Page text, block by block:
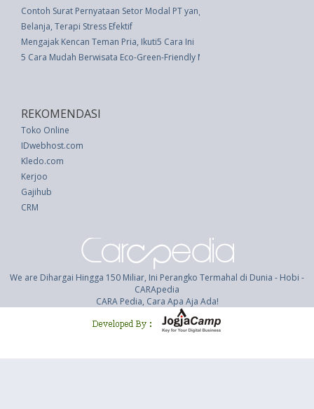
Contoh Surat Pernyataan Setor Modal PT yang Baru
Belanja, Terapi Stress Efektif
Mengajak Kencan Teman Pria, Ikuti5 Cara Ini
5 Cara Mudah Berwisata Eco-Green-Friendly Musim Panas Ini
REKOMENDASI
Toko Online
IDwebhost.com
Kledo.com
Kerjoo
Gajihub
CRM
We are Dihargai Hingga 150 Miliar, Ini Perangko Termahal di Dunia - Hobi -
CARApedia
CARA Pedia, Cara Apa Aja Ada!